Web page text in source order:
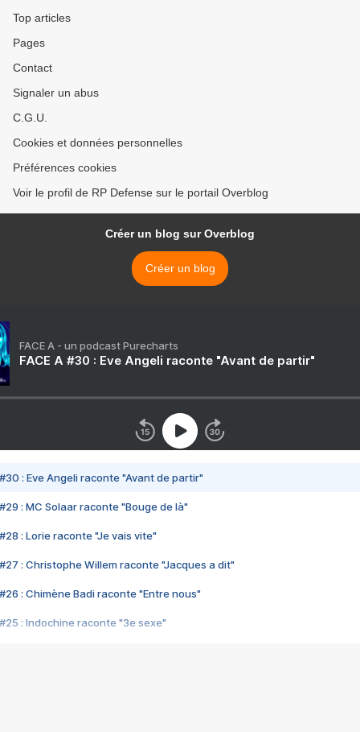
Top articles
Pages
Contact
Signaler un abus
C.G.U.
Cookies et données personnelles
Préférences cookies
Voir le profil de RP Defense sur le portail Overblog
Créer un blog sur Overblog
Créer un blog
FACE A - un podcast Purecharts
FACE A #30 : Eve Angeli raconte "Avant de partir"
#30 : Eve Angeli raconte "Avant de partir"
#29 : MC Solaar raconte "Bouge de là"
#28 : Lorie raconte "Je vais vite"
#27 : Christophe Willem raconte "Jacques a dit"
#26 : Chimène Badi raconte "Entre nous"
#25 : Indochine raconte "3e sexe"